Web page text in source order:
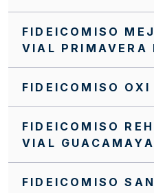
INVITACIÓN INTERNA
2022
INVITACIÓN
INVITACIÓN
FIDEICOMISO
VIAL PRIMAVERA
FIDEICOMISO
FIDEICOMISO
VIAL
FIDEICOMISO